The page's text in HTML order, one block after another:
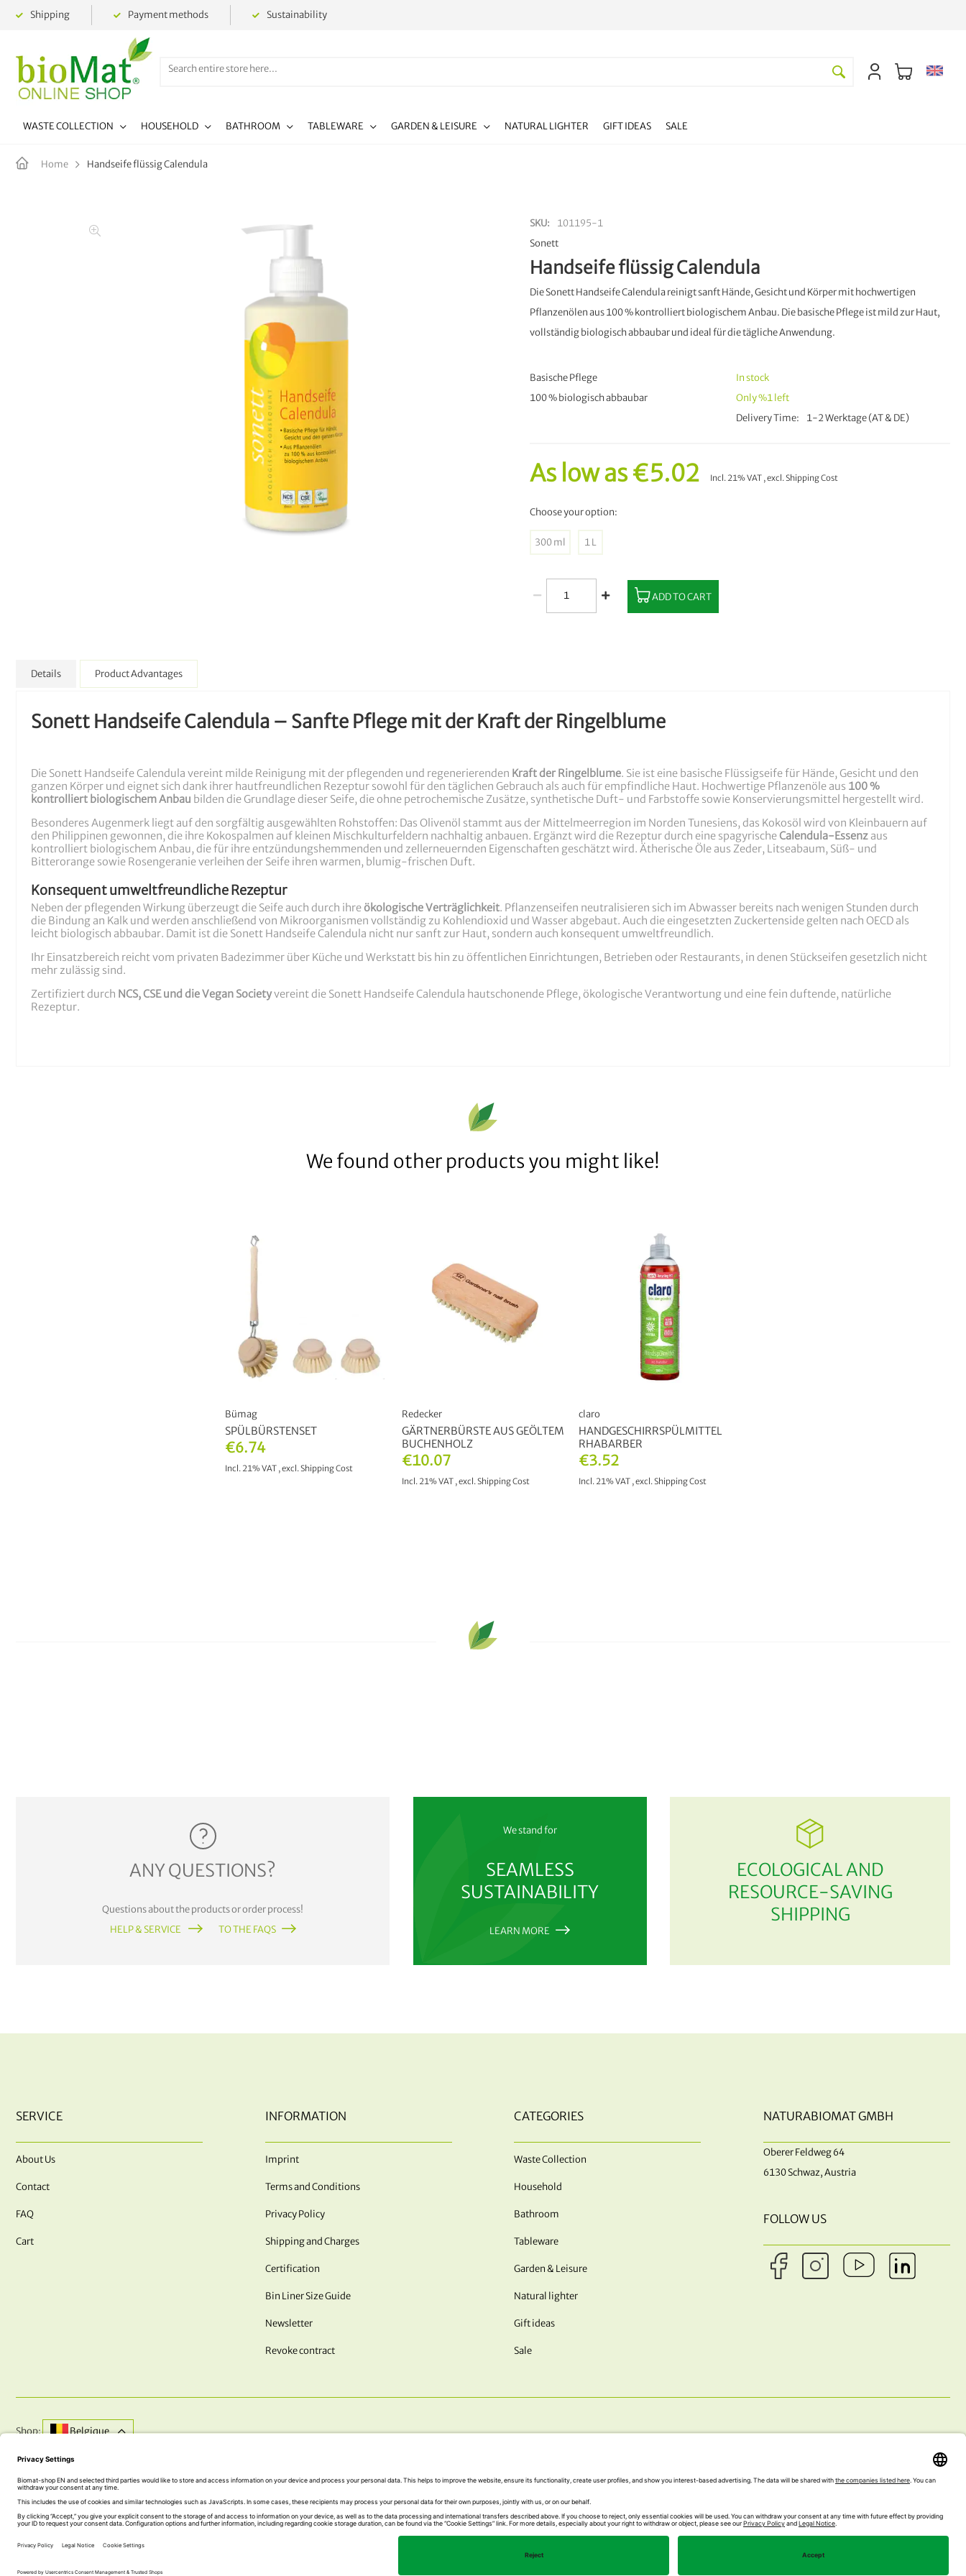
Shipping Payment methods Sustainability
WASTE COLLECTION HOUSEHOLD BATHROOM TABLEWARE GARDEN & LEISURE NATURAL LIGHTER GIFT IDEAS SALE
Home Handseife flüssig Calendula
SKU
101195-1
Sonett
Handseife flüssig Calendula
Die Sonett Handseife Calendula reinigt sanft Hände, Gesicht und Körper mit hochwertigen
Pflanzenölen aus 100 % kontrolliert biologischem Anbau. Die basische Pflege ist mild zur Haut,
vollständig biologisch abbaubar und ideal für die tägliche Anwendung.
Basische Pflege
100 % biologisch abbaubar
In stock
Only%1left
Delivery Time
1-2 Werktage (AT & DE)
As low as€5.02 Incl. 21% VAT ,excl.Shipping Cost
Choose your option:
300 ml 1 L
ADD TO CART
Details
Sonett Handseife Calendula – Sanfte Pflege mit der Kraft der Ringelblume
Die Sonett Handseife Calendula vereint milde Reinigung mit der pflegenden und regenerierenden Kraft der Ringelblume. Sie ist eine basische Flüssigseife für Hände, Gesicht und den
ganzen Körper und eignet sich dank ihrer hautfreundlichen Rezeptur sowohl für den täglichen Gebrauch als auch für empfindliche Haut. Hochwertige Pflanzenöle aus 100 %
kontrolliert biologischem Anbau bilden die Grundlage dieser Seife, die ohne petrochemische Zusätze, synthetische Duft- und Farbstoffe sowie Konservierungsmittel hergestellt wird.
Besonderes Augenmerk liegt auf den sorgfältig ausgewählten Rohstoffen: Das Olivenöl stammt aus der Mittelmeerregion im Norden Tunesiens, das Kokosöl wird von Kleinbauern auf
den Philippinen gewonnen, die ihre Kokospalmen auf kleinen Mischkulturfeldern nachhaltig anbauen. Ergänzt wird die Rezeptur durch eine spagyrische Calendula-Essenz aus
kontrolliert biologischem Anbau, die für ihre entzündungshemmenden und zellerneuernden Eigenschaften geschätzt wird. Ätherische Öle aus Zeder, Litseabaum, Süß- und
Bitterorange sowie Rosengeranie verleihen der Seife ihren warmen, blumig-frischen Duft.
Konsequent umweltfreundliche Rezeptur
Neben der pflegenden Wirkung überzeugt die Seife auch durch ihreökologische Verträglichkeit. Pflanzenseifen neutralisieren sich im Abwasser bereits nach wenigen Stunden durch
die Bindung an Kalk und werden anschließend von Mikroorganismen vollständig zu Kohlendioxid und Wasser abgebaut. Auch die eingesetzten Zuckertenside gelten nach OECD als
leicht biologisch abbaubar. Damit ist die Sonett Handseife Calendula nicht nur sanft zur Haut, sondern auch konsequent umweltfreundlich.
Ihr Einsatzbereich reicht vom privaten Badezimmer über Küche und Werkstatt bis hin zu öffentlichen Einrichtungen, Betrieben oder Restaurants, in denen Stückseifen gesetzlich nicht
mehr zulässig sind.
Zertifiziert durch NCS, CSE und die Vegan Societyvereint die Sonett Handseife Calendula hautschonende Pflege, ökologische Verantwortung und eine fein duftende, natürliche
Rezeptur.
Product Advantages
We found other products you might like!
€6.74
Incl. 21% VAT ,excl.Shipping Cost
Bümag
SPÜLBÜRSTENSET
€10.07
Incl. 21% VAT ,excl.Shipping Cost
Redecker
GÄRTNERBÜRSTE AUS GEÖLTEM
BUCHENHOLZ
€3.52
Incl. 21% VAT ,excl.Shipping Cost
claro
HANDGESCHIRRSPÜLMITTEL
RHABARBER
ANY QUESTIONS?
Questions about the products or order process!
HELP & SERVICE
TO THE FAQS
We stand for
SEAMLESS
SUSTAINABILITY
LEARN MORE
ECOLOGICAL AND
RESOURCE-SAVING
SHIPPING
SERVICE
About Us
Contact
FAQ
Cart
INFORMATION
Imprint
Terms and Conditions
Privacy Policy
Shipping and Charges
Certification
Bin Liner Size Guide
Newsletter
Revoke contract
CATEGORIES
Waste Collection
Household
Bathroom
Tableware
Garden & Leisure
Natural lighter
Gift ideas
Sale
NATURABIOMAT GMBH
Oberer Feldweg 64
6130 Schwaz, Austria
FOLLOW US
Shop: Belgique
DO YOU HAVE QUESTIONS? WE ARE HERE FOR YOU!
+43 (0) 5242 74 100 office@biomat-shop.com